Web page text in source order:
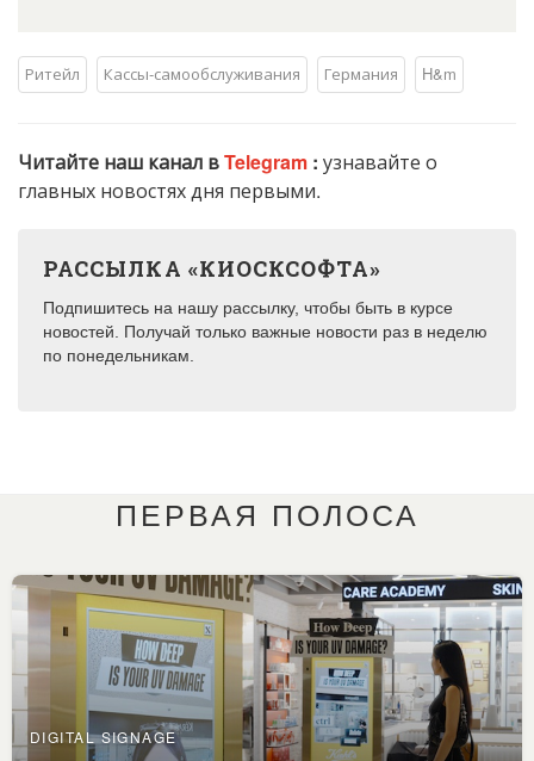
Ритейл Кассы-самообслуживания Германия H&m
Читайте наш канал вTelegram : узнавайте о
главных новостях дня первыми.
РАССЫЛКА «КИОСКСОФТА»
Подпишитесь на нашу рассылку, чтобы быть в курсе
новостей. Получай только важные новости раз в неделю
по понедельникам.
ПЕРВАЯ ПОЛОСА
DIGITAL SIGNAGE